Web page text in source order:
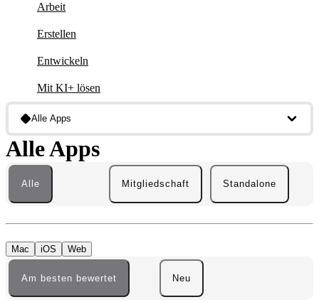
Arbeit
Erstellen
Entwickeln
Mit KI+ lösen
Alle Apps
Alle Apps
Alle Mitgliedschaft Standalone
Mac iOS Web
Am besten bewertet Neu